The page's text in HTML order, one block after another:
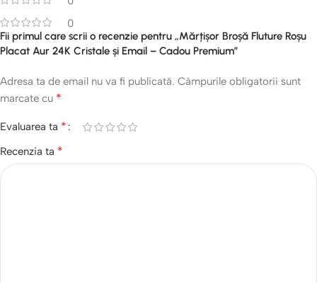
0
Fii primul care scrii o recenzie pentru „Mărțișor Broșă Fluture Roșu
Placat Aur 24K Cristale și Email – Cadou Premium”
Adresa ta de email nu va fi publicată. Câmpurile obligatorii sunt
marcate cu *
Evaluarea ta *
Recenzia ta *